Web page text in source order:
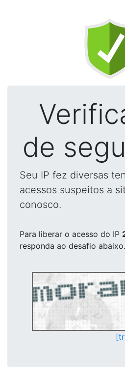
de
Seu IP fez diversas
acessos suspeitos a
conosco.
Para liberar o acesso do IP
responda ao desafio abaixo.